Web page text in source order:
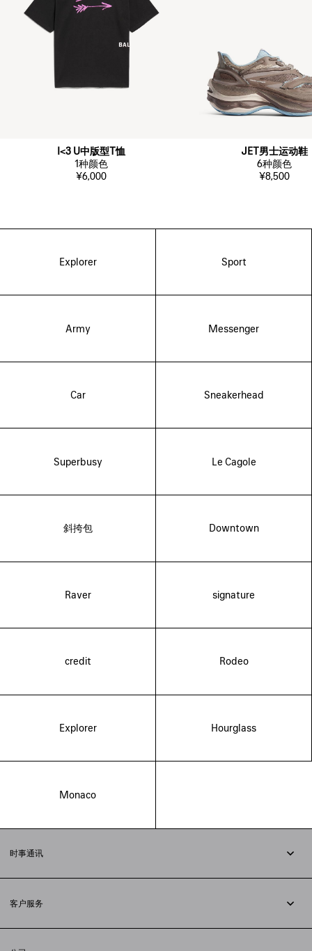
I<3 U中版型T恤
1种颜色
¥6,000
JET男士运动鞋
6种颜色
¥8,500
Explorer Sport
Army Messenger
Car Sneakerhead
Superbusy Le Cagole
斜挎包 Downtown
Raver signature
credit Rodeo
Explorer Hourglass
Monaco
时事通讯
客户服务